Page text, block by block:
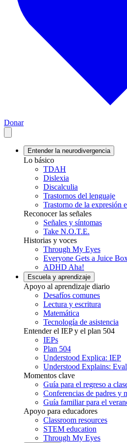
Donar
Entender la neurodivergencia
Lo básico
TDAH
Dislexia
Discalculia
Trastornos del lenguaje
Trastorno de la expresión
Reconocer las señales
Señales y síntomas
Take N.O.T.E.
Historias y voces
Through My Eyes
Everyone Gets a Juice
ADHD Aha!
Escuela y aprendizaje
Apoyo al aprendizaje diario
Desafíos comunes
Lectura y escritura
Matemática
Tecnología de asistencia
Entender el IEP y el plan 504
IEPs
Plan 504
Understood Explica: IEP
Understood Explains:
Momentos clave
Guía para el regreso a
Conferencias de padres y
Guía familiar para el
Apoyo para educadores
Classroom resources
STEM education
Through My Eyes